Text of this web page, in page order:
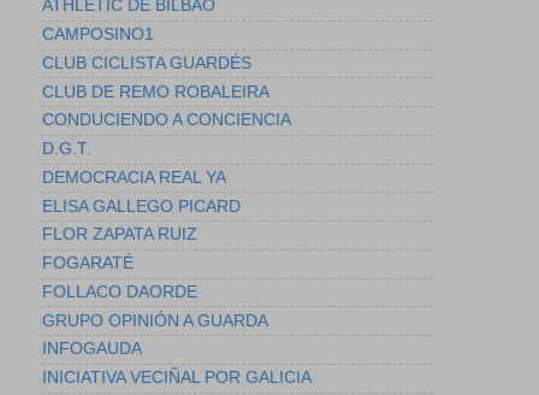
ATHLETIC DE BILBAO
CAMPOSINO1
CLUB CICLISTA GUARDÉS
CLUB DE REMO ROBALEIRA
CONDUCIENDO A CONCIENCIA
D.G.T.
DEMOCRACIA REAL YA
ELISA GALLEGO PICARD
FLOR ZAPATA RUIZ
FOGARATÉ
FOLLACO DAORDE
GRUPO OPINIÓN A GUARDA
INFOGAUDA
INICIATIVA VECIÑAL POR GALICIA